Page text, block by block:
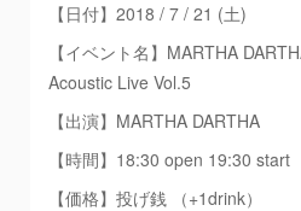
【日付】2018 / 7 / 21 (土)
【イベント名】MARTHA
Acoustic Live Vol.5
【出演】MARTHA DARTHA
【時間】18:30 open 19:30 start
【価格】投げ銭 （+1drink）